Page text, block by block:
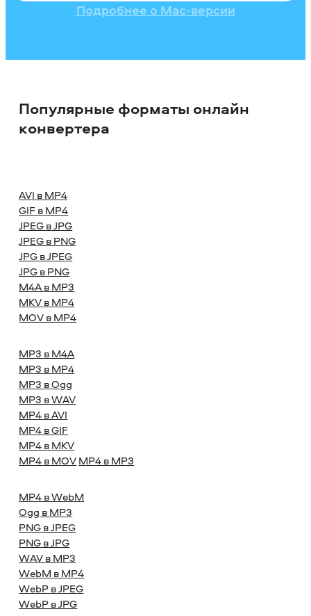
Подробнее о Mac-версии
Популярные форматы онлайн
конвертера
AVI в MP4
GIF в MP4
JPEG в JPG
JPEG в PNG
JPG в JPEG
JPG в PNG
M4A в MP3
MKV в MP4
MOV в MP4
MP3 в M4A
MP3 в MP4
MP3 в Ogg
MP3 в WAV
MP4 в AVI
MP4 в GIF
MP4 в MKV
MP4 в MOVMP4 в MP3
MP4 в WebM
Ogg в MP3
PNG в JPEG
PNG в JPG
WAV в MP3
WebM в MP4
WebP в JPEG
WebP в JPG